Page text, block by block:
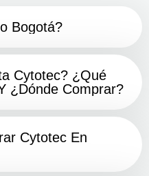
Bogotá?
Cytotec? ¿Qué
¿Dónde Comprar?
Cytotec En